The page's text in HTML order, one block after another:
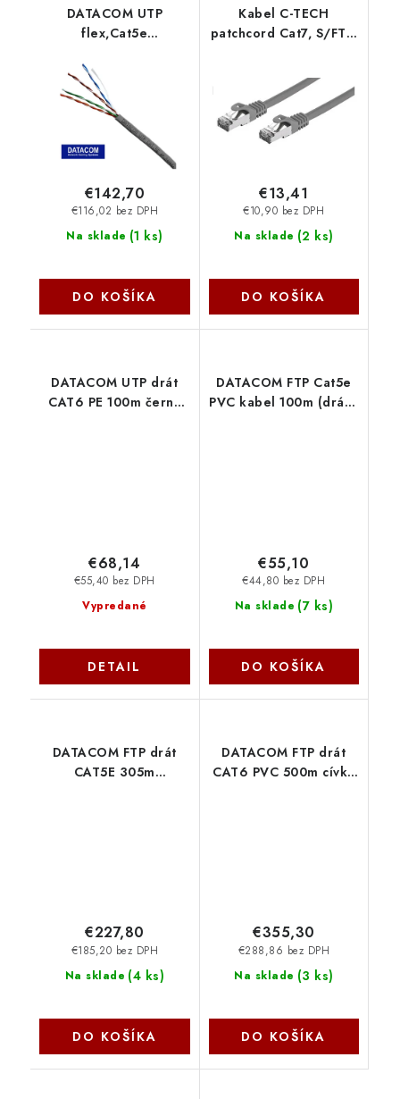
DATACOM UTP
flex,Cat5e
Na sklade (1 ks)
€116,02 bez DPH
€142,70
DO KOŠÍKA
Kabel C-TECH
patchcord Cat7, S/FTP,
Na sklade (2 ks)
€10,90 bez DPH
€13,41
DO KOŠÍKA
DATACOM UTP drát
CAT6 PE 100m černý
Vypredané
€55,40 bez DPH
€68,14
DETAIL
DATACOM FTP Cat5e
PVC kabel 100m (drát),
Na sklade (7 ks)
€44,80 bez DPH
€55,10
DO KOŠÍKA
DATACOM FTP drát
CAT5E 305m
Na sklade (4 ks)
€185,20 bez DPH
€227,80
DO KOŠÍKA
DATACOM FTP drát
CAT6 PVC 500m cívka
Na sklade (3 ks)
€288,86 bez DPH
€355,30
DO KOŠÍKA